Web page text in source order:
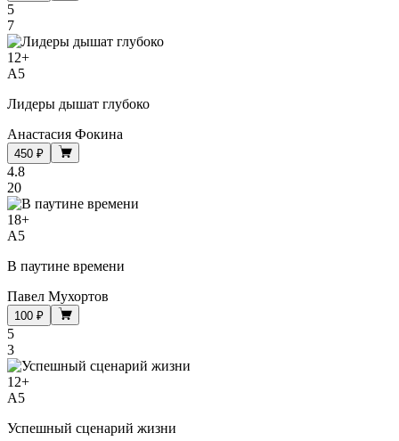
5
7
12+
A5
Лидеры дышат глубоко
Анастасия Фокина
450 ₽
4.8
20
18+
A5
В паутине времени
Павел Мухортов
100 ₽
5
3
12+
A5
Успешный сценарий жизни